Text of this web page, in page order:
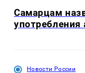
Самарцам
употребления
Новости России